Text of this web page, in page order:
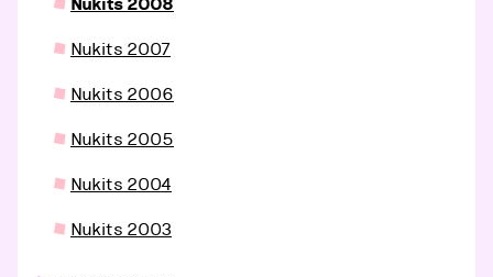
Nukits 2008
Nukits 2007
Nukits 2006
Nukits 2005
Nukits 2004
Nukits 2003